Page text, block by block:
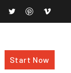
Start Now